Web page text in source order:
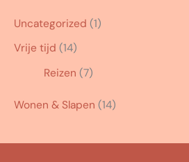
Uncategorized (1)
Vrije tijd (14)
Reizen (7)
Wonen & Slapen (14)